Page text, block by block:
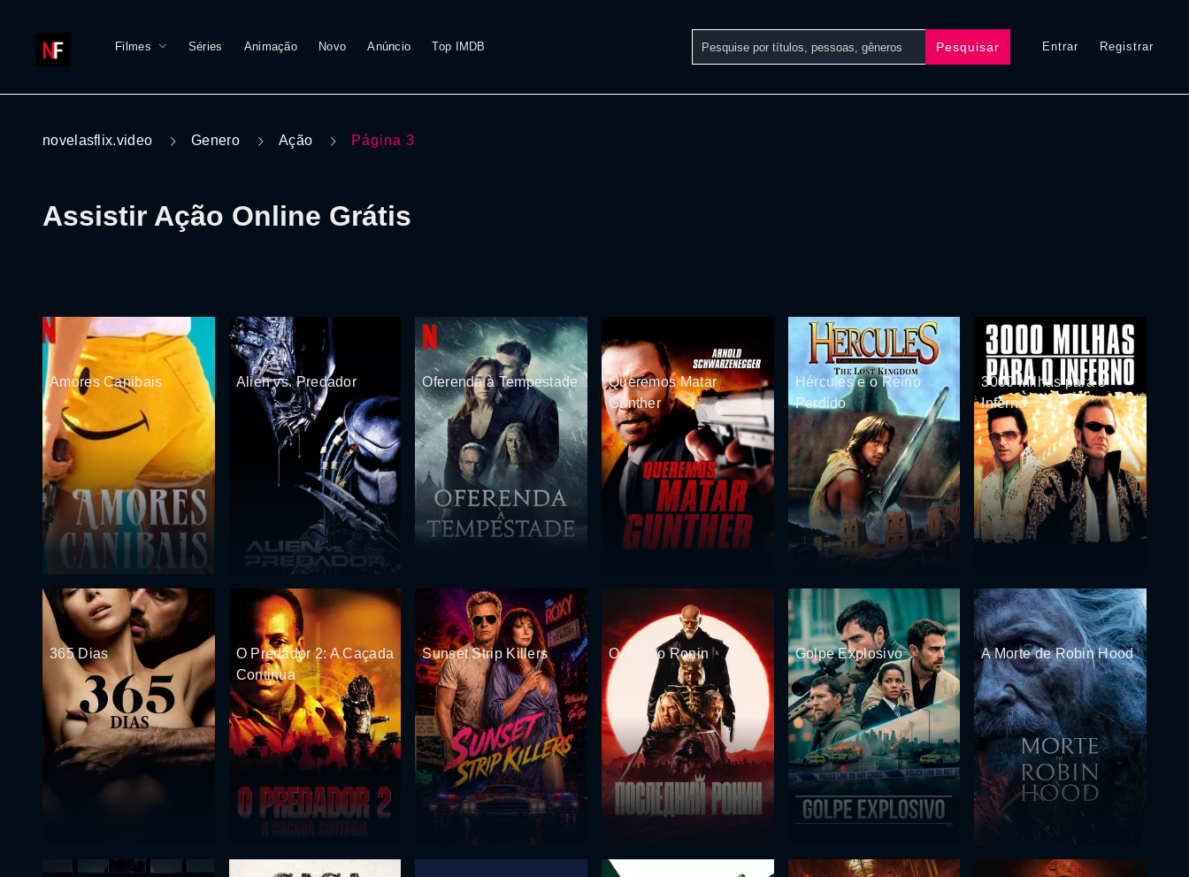
Filmes Séries Animação Novo Anúncio Top IMDB Pesquisar Entrar Registrar
novelasflix.video Genero Ação Página 3
Assistir Ação Online Grátis
Amores Canibais Alien vs. Predador Oferenda à Tempestade
Queremos Matar
Gunther
Hércules e o Reino
Perdido
3000 Milhas para o
Inferno
365 Dias
O Predador 2: A Caçada
Continua
Sunset Strip Killers O Último Ronin Golpe Explosivo A Morte de Robin Hood